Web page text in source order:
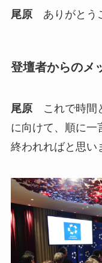
尾原ありがとう
登壇者からのメ
尾原これで時間
に向けて、順に一
終われればと思い